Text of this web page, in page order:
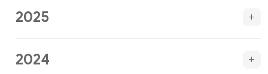
2025
2024